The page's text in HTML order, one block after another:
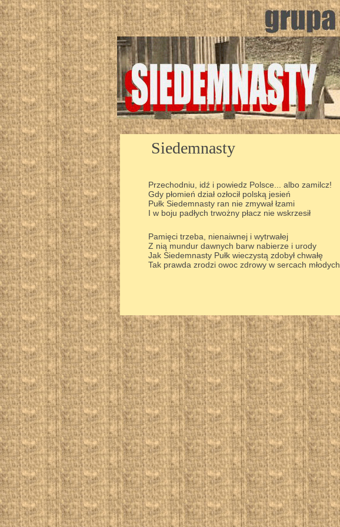
Siedemnasty
Przechodniu, idź i powiedz Polsce... albo zamilcz!
Gdy płomień dział ozłocił polską jesień
Pułk Siedemnasty ran nie zmywał łzami
I w boju padłych trwożny płacz nie wskrzesił
Pamięci trzeba, nienaiwnej i wytrwałej
Z nią mundur dawnych barw nabierze i urody
Jak Siedemnasty Pułk wieczystą zdobył chwałę
Tak prawda zrodzi owoc zdrowy w sercach młodych